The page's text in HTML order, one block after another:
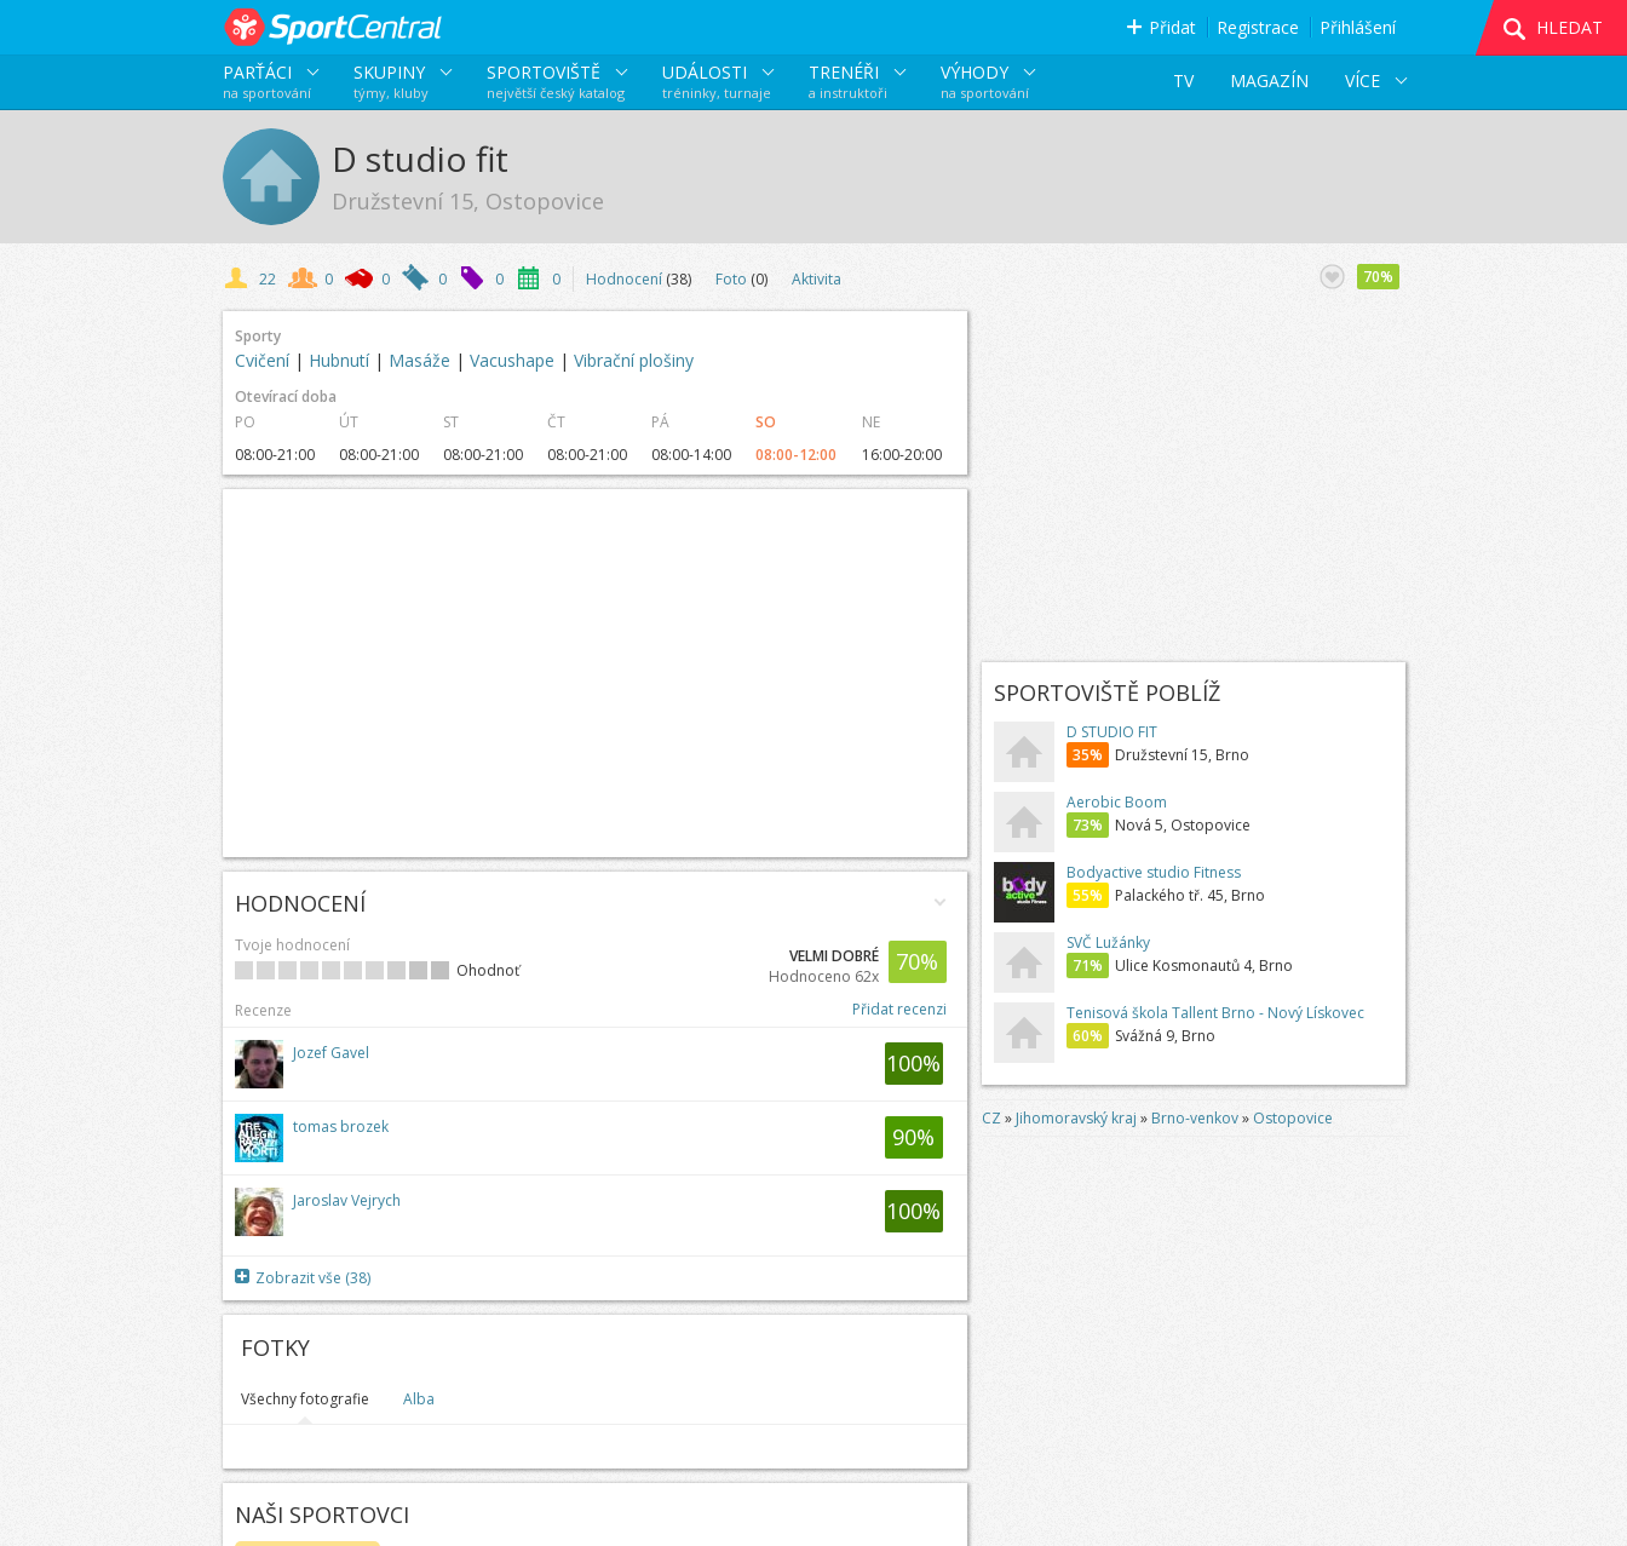
Přidat Registrace Přihlášení
HLEDAT
PARŤÁCI
na sportování
SKUPINY
týmy, kluby
SPORTOVIŠTĚ
největší český katalog
UDÁLOSTI
tréninky, turnaje
TRENÉŘI
a instruktoři
VÝHODY
na sportování
VÍCE
MAGAZÍN
TV
D studio fit
Družstevní 15, Ostopovice
22 0 0 0 0 0 Hodnocení(38) Foto (0) Aktivita 70%
Sporty
Cvičení | Hubnutí | Masáže | Vacushape | Vibrační plošiny
Otevírací doba
PO
ÚT ST ČT PÁ SO
NE
08:00-21:00
08:00-21:00 08:00-21:00 08:00-21:00 08:00-14:00 08:00-12:00 16:00-20:00
HODNOCENÍ
Tvoje hodnocení
Ohodnoť
70%
VELMI DOBRÉ
Hodnoceno 62x
Recenze
Přidat recenzi
Jozef Gavel 100%
tomas brozek 90%
Jaroslav Vejrych 100%
Zobrazit vše (38)
FOTKY
Všechny fotografie Alba
NAŠI SPORTOVCI
SPORTOVIŠTĚ POBLÍŽ
D STUDIO FIT
35%
Družstevní 15, Brno
Aerobic Boom
73%
Nová 5, Ostopovice
Bodyactive studio Fitness
55%
Palackého tř. 45, Brno
SVČ Lužánky
71%
Ulice Kosmonautů 4, Brno
Tenisová škola Tallent Brno - Nový Lískovec
60%
Svážná 9, Brno
CZ»Jihomoravský kraj » Brno-venkov» Ostopovice